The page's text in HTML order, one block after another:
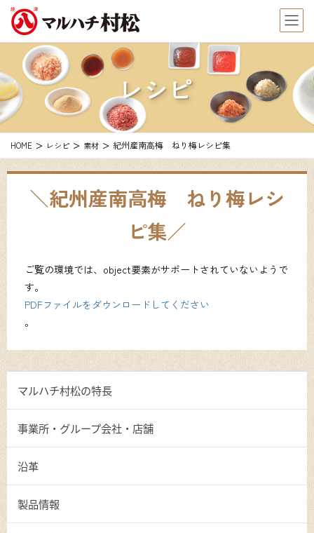
レシピ
HOME レシピ 素材 紀州産南高梅 ねり梅レシピ集
紀州産南高梅 ねり梅レシ
ピ集
ご覧の環境では、object要素がサポートされていないようで
す。
PDFファイルをダウンロードしてください
。
マルハチ村松の特長
事業所・グループ会社・店舗
沿革
製品情報